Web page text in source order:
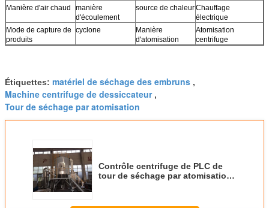
Manière d'air chaud
manière
d'écoulement
source de chaleurChauffage
électrique
Mode de capture de
produits
cyclone
Manière
d'atomisation
Atomisation
centrifuge
Étiquettes: matériel de séchage des embruns ,
Machine centrifuge de dessiccateur,
Tour de séchage par atomisation
Contrôle centrifuge de PLC de
tour de séchage par atomisation